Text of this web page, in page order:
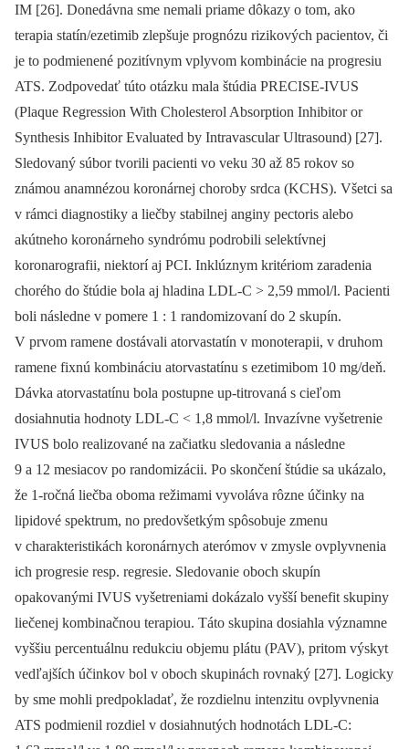
IM [26]. Donedávna sme nemali priame dôkazy o tom, ako
terapia statín/ezetimib zlepšuje prognózu rizikových pacientov, či
je to podmienené pozitívnym vplyvom kombinácie na progresiu
ATS. Zodpovedať túto otázku mala štúdia PRECISE-IVUS
(Plaque Regression With Cholesterol Absorption Inhibitor or
Synthesis Inhibitor Evaluated by Intravascular Ultra­sound) [27].
Sledovaný súbor tvorili pacienti vo veku 30 až 85 rokov so
známou anamnézou koronárnej choroby srdca (KCHS). Všetci sa
v rámci diagnostiky a liečby stabilnej anginy pectoris alebo
akútneho koronárneho syndrómu podrobili selektívnej
koronarografii, niektorí aj PCI. Inklúznym kritériom zaradenia
chorého do štúdie bola aj hladina LDL-C > 2,59 mmol/l. Pacienti
boli následne v pomere 1 : 1 randomizovaní do 2 skupín.
V prvom ramene dostávali atorvastatín v monoterapii, v druhom
ramene fixnú kombináciu atorvastatínu s ezetimibom 10 mg/deň.
Dávka atorvastatínu bola postupne up-titrovaná s cieľom
dosiahnutia hodnoty LDL-C < 1,8 mmol/l. Invazívne vyšetrenie
IVUS bolo realizované na začiatku sledovania a následne
9 a 12 mesiacov po randomizácii. Po skončení štúdie sa ukázalo,
že 1-ročná liečba oboma režimami vyvoláva rôzne účinky na
lipidové spektrum, no predovšetkým spôsobuje zmenu
v charakteristikách koronárnych aterómov v zmysle ovplyvnenia
ich progresie resp. regresie. Sledovanie oboch skupín
opakovanými IVUS vyšetreniami dokázalo vyšší benefit skupiny
liečenej kombinačnou terapiou. Táto skupina dosiahla významne
vyššiu percentuálnu redukciu objemu plátu (PAV), pritom výskyt
vedľajších účinkov bol v oboch skupinách rovnaký [27]. Logicky
by sme mohli predpokladať, že rozdielnu intenzitu ovplyvnenia
ATS podmienil rozdiel v dosiahnutých hodnotách LDL-C: